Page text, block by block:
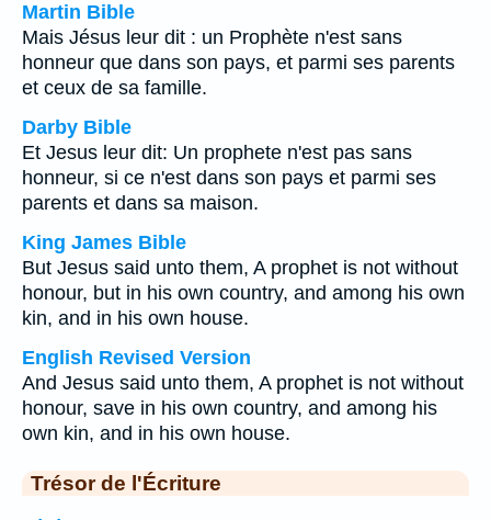
Martin Bible
Mais Jésus leur dit : un Prophète n'est sans
honneur que dans son pays, et parmi ses parents
et ceux de sa famille.
Darby Bible
Et Jesus leur dit: Un prophete n'est pas sans
honneur, si ce n'est dans son pays et parmi ses
parents et dans sa maison.
King James Bible
But Jesus said unto them, A prophet is not without
honour, but in his own country, and among his own
kin, and in his own house.
English Revised Version
And Jesus said unto them, A prophet is not without
honour, save in his own country, and among his
own kin, and in his own house.
Trésor de l'Écriture